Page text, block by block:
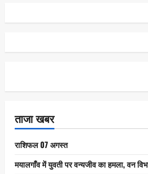
ताजा खबर
राशिफल 07 अगस्त
मयालगाँव में युवती पर वन्यजीव का हमला, वन